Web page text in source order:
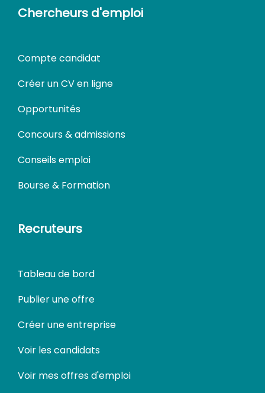
Chercheurs d'emploi
Compte candidat
Créer un CV en ligne
Opportunités
Concours & admissions
Conseils emploi
Bourse & Formation
Recruteurs
Tableau de bord
Publier une offre
Créer une entreprise
Voir les candidats
Voir mes offres d'emploi